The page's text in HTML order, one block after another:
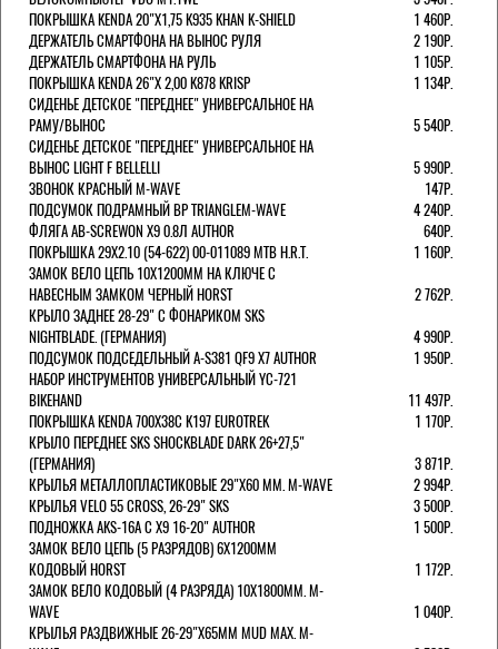
ПОКРЫШКА KENDA 20"Х1,75 K935 KHAN K-SHIELD
1 460Р.
ДЕРЖАТЕЛЬ СМАРТФОНА НА ВЫНОС РУЛЯ
2 190Р.
ДЕРЖАТЕЛЬ СМАРТФОНА НА РУЛЬ
1 105Р.
ПОКРЫШКА KENDA 26"Х 2,00 K878 KRISP
1 134Р.
СИДЕНЬЕ ДЕТСКОЕ "ПЕРЕДНЕЕ" УНИВЕРСАЛЬНОЕ НА
РАМУ/ВЫНОС
5 540Р.
СИДЕНЬЕ ДЕТСКОЕ "ПЕРЕДНЕЕ" УНИВЕРСАЛЬНОЕ НА
ВЫНОС LIGHT F BELLELLI
5 990Р.
ЗВОНОК КРАСНЫЙ M-WAVE
147Р.
ПОДСУМОК ПОДРАМНЫЙ BP TRIANGLEM-WAVE
4 240Р.
ФЛЯГА AB-SCREWON X9 0.8Л AUTHOR
640Р.
ПОКРЫШКА 29X2.10 (54-622) 00-011089 MTB H.R.T.
1 160Р.
ЗАМОК ВЕЛО ЦЕПЬ 10Х1200ММ НА КЛЮЧЕ С
НАВЕСНЫМ ЗАМКОМ ЧЕРНЫЙ HORST
2 762Р.
КРЫЛО ЗАДНЕЕ 28-29" С ФОНАРИКОМ SKS
NIGHTBLADE. (ГЕРМАНИЯ)
4 990Р.
ПОДСУМОК ПОДСЕДЕЛЬНЫЙ A-S381 QF9 X7 AUTHOR
1 950Р.
НАБОР ИНСТРУМЕНТОВ УНИВЕРСАЛЬНЫЙ YC-721
BIKEHAND
11 497Р.
ПОКРЫШКА KENDA 700Х38С K197 EUROTREK
1 170Р.
КРЫЛО ПЕРЕДНЕЕ SKS SHOCKBLADE DARK 26+27,5"
(ГЕРМАНИЯ)
3 871Р.
КРЫЛЬЯ МЕТАЛЛОПЛАСТИКОВЫЕ 29"Х60 ММ. M-WAVE
2 994Р.
КРЫЛЬЯ VELO 55 CROSS, 26-29" SKS
3 500Р.
ПОДНОЖКА AKS-16A C X9 16-20" AUTHOR
1 500Р.
ЗАМОК ВЕЛО ЦЕПЬ (5 РАЗРЯДОВ) 6Х1200ММ
КОДОВЫЙ HORST
1 172Р.
ЗАМОК ВЕЛО КОДОВЫЙ (4 РАЗРЯДА) 10Х1800ММ. M-
WAVE
1 040Р.
КРЫЛЬЯ РАЗДВИЖНЫЕ 26-29"Х65ММ MUD MAX. M-